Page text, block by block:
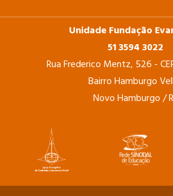
Unidade Fundação
51 3594 3022
Rua Frederico Mentz, 526 -
Bairro Hamburgo
Novo Hamburgo /